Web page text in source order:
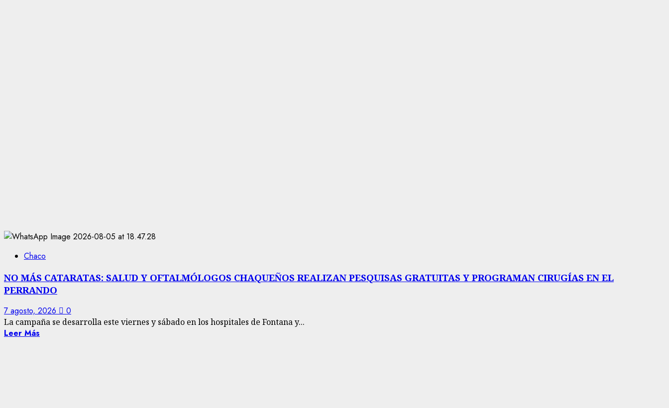
Chaco
NO MÁS CATARATAS: SALUD Y OFTALMÓLOGOS CHAQUEÑOS REALIZAN PESQUISAS GRATUITAS Y PROGRAMAN CIRUGÍAS EN EL
PERRANDO
7 agosto, 2026 0
La campaña se desarrolla este viernes y sábado en los hospitales de Fontana y...
Leer Más